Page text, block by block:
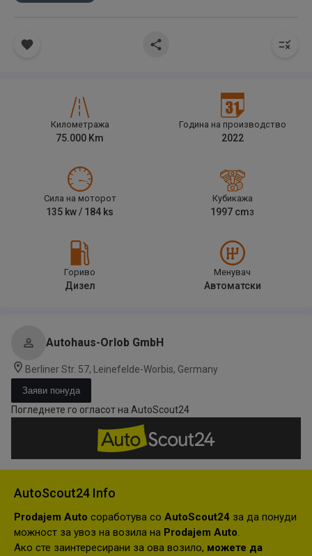
Километража
75.000 Km
Година на производство
2022
Сила на моторот
135 kw / 184 ks
Кубикажа
1997 cm3
Гориво
Дизел
Менувач
Автоматски
Autohaus-Orlob GmbH
Berliner Str. 57, Leinefelde-Worbis, Germany
Заяви понуда
Погледнете го огласот на AutoScout24
AutoScout24 Info
Prodajem Auto соработува со AutoScout24 за да понуди
можност за увоз на возила на Prodajem Auto.
Ако сте заинтересирани за ова возило, можете да